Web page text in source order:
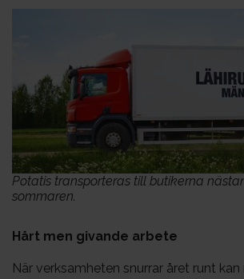
Potatis transporteras till butikerna
sommaren.
Hårt men givande arbete
När verksamheten snurrar året runt